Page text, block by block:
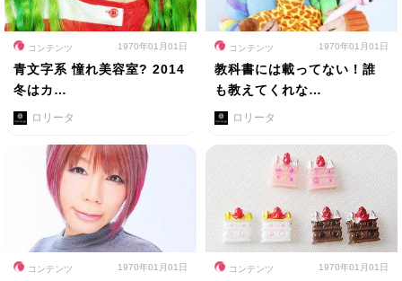
コンテンツ 1970年01月01日
青文字系 憧れ美容室? 2014
冬はカ…
ロリータ
コンテンツ 1970年01月01日
教科書には載ってない！誰
も教えてくれな…
ロリータ
コンテンツ 1970年01月01日 コンテンツ 1970年01月01日